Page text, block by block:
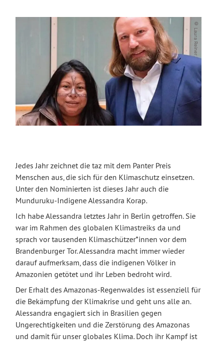
© Laura Reiner
Jedes Jahr zeichnet die taz mit dem Panter Preis
Menschen aus, die sich für den Klimaschutz einsetzen.
Unter den Nominierten ist dieses Jahr auch die
Munduruku-Indigene Alessandra Korap.
Ich habe Alessandra letztes Jahr in Berlin getroffen. Sie
war im Rahmen des globalen Klimastreiks da und
sprach vor tausenden Klimaschützer*innen vor dem
Brandenburger Tor. Alessandra macht immer wieder
darauf aufmerksam, dass die indigenen Völker in
Amazonien getötet und ihr Leben bedroht wird.
Der Erhalt des Amazonas-Regenwaldes ist essenziell für
die Bekämpfung der Klimakrise und geht uns alle an.
Alessandra engagiert sich in Brasilien gegen
Ungerechtigkeiten und die Zerstörung des Amazonas
und damit für unser globales Klima. Doch ihr Kampf ist